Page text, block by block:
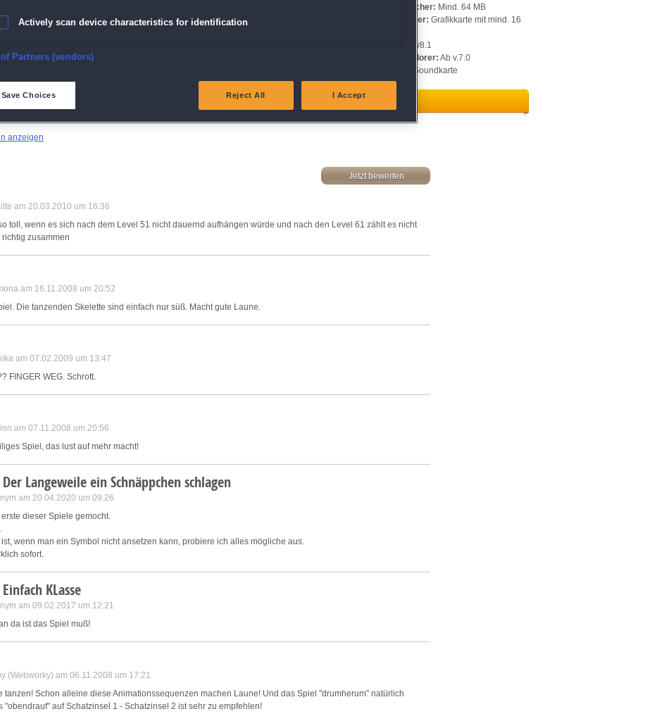
Kultspiels darf auch auf deinem PC nicht fehlen!
Arbeitsspeicher: Mind. 64 MB
Videospeicher: Grafikkarte mit mind. 16
Ab v8.1
Internet Explorer: Ab v.7.0
Soundkarte
anzeigen
Jetzt bewerten
am 20.03.2010 um 16:36
toll, wenn es sich nach dem Level 51 nicht dauernd aufhängen würde und nach den Level 61 zählt es nicht
zusammen
am 16.11.2008 um 20:52
Die tanzenden Skelette sind einfach nur süß. Macht gute Laune.
am 07.02.2009 um 13:47
FINGER WEG. Schrott.
am 07.11.2008 um 20:56
Spiel, das lust auf mehr macht!
Der Langeweile ein Schnäppchen schlagen
am 20.04.2020 um 09:26
dieser Spiele gemocht.
wenn man ein Symbol nicht ansetzen kann, probiere ich alles mögliche aus.
sofort.
Einfach KLasse
am 09.02.2017 um 12:21
da ist das Spiel muß!
(Webworky) am 06.11.2008 um 17:21
tanzen! Schon alleine diese Animationssequenzen machen Laune! Und das Spiel "drumherum" natürlich
"obendrauf" auf Schatzinsel 1 - Schatzinsel 2 ist sehr zu empfehlen!
Actively scan device characteristics for identification
Ensure security, prevent and detect fraud, and fix errors
Match and combine data from other data sources
Save and communicate privacy choices
Partners (vendors)
Save Choices Reject All I Accept